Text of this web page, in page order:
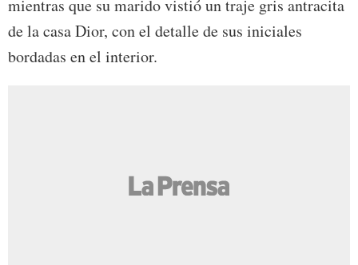
mientras que su marido vistió un traje gris antracita
de la casa Dior, con el detalle de sus iniciales
bordadas en el interior.